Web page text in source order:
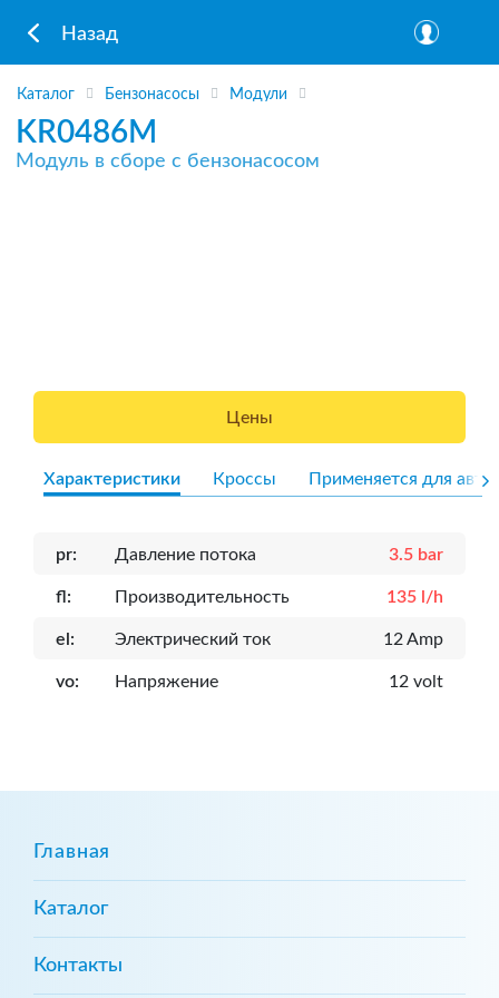
Назад
Каталог Бензонасосы Модули
KR0486M
Модуль в сборе с бензонасосом
Цены
Характеристики Кроссы Применяется для авто
pr: Давление потока 3.5 bar
fl: Производительность 135 l/h
el: Электрический ток 12 Amp
vo: Напряжение 12 volt
Главная
Каталог
Контакты